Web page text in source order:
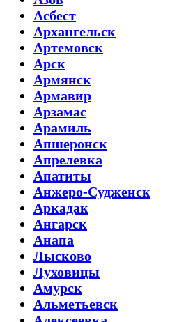
Асбест
Архангельск
Артемовск
Арск
Армянск
Армавир
Арзамас
Арамиль
Апшеронск
Апрелевка
Апатиты
Анжеро-Судженск
Аркадак
Ангарск
Анапа
Лысково
Луховицы
Амурск
Альметьевск